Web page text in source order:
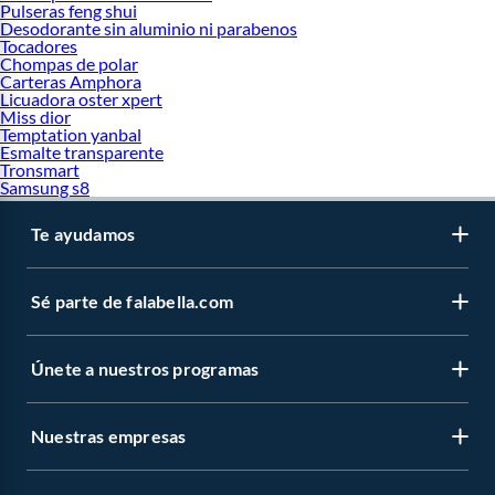
Pulseras feng shui
Desodorante sin aluminio ni parabenos
Tocadores
Chompas de polar
Carteras Amphora
Licuadora oster xpert
Miss dior
Temptation yanbal
Esmalte transparente
Tronsmart
Samsung s8
Te ayudamos
Sé parte de falabella.com
Únete a nuestros programas
Nuestras empresas